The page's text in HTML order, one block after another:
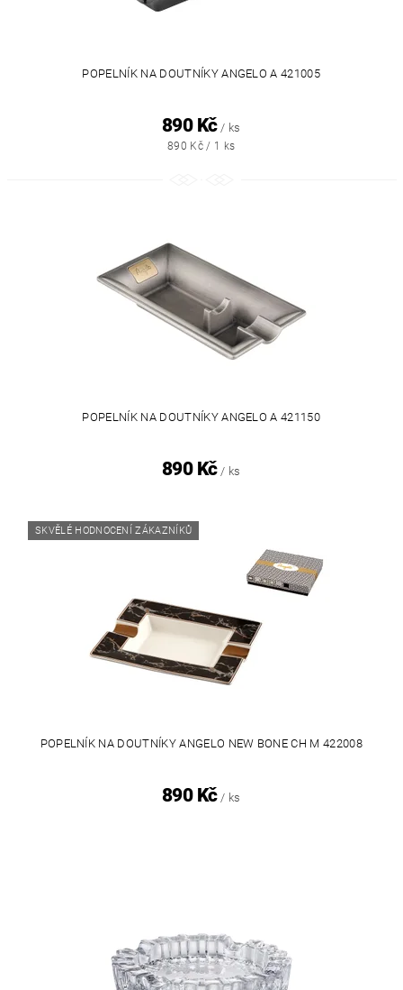
POPELNÍK NA DOUTNÍKY ANGELO A 421005
890 Kč / ks
890 Kč / 1 ks
POPELNÍK NA DOUTNÍKY ANGELO A 421150
890 Kč / ks
SKVĚLÉ HODNOCENÍ ZÁKAZNÍKŮ
POPELNÍK NA DOUTNÍKY ANGELO NEW BONE CH M 422008
890 Kč / ks